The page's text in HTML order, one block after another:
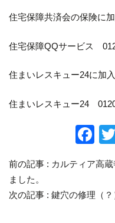
住宅保障共済会の保険に
住宅保障QQサービス
住まいレスキュー24に加
住まいレスキュー24
F
a
c
e
前の記事 : カルティア高
ました。
次の記事 : 鍵穴の修理（